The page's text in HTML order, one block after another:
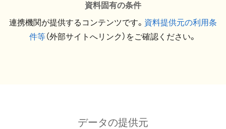
資料固有の条件
連携機関が提供するコンテンツです。 資料提供元の利用条
件等（外部サイトへリンク）をご確認ください。
データの提供元